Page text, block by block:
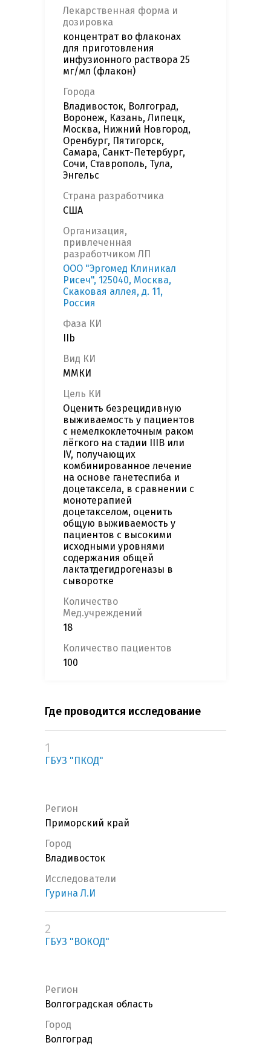
Лекарственная форма и
дозировка
концентрат во флаконах
для приготовления
инфузионного раствора 25
мг/мл (флакон)
Города
Владивосток, Волгоград,
Воронеж, Казань, Липецк,
Москва, Нижний Новгород,
Оренбург, Пятигорск,
Самара, Санкт-Петербург,
Сочи, Ставрополь, Тула,
Энгельс
Страна разработчика
США
Организация,
привлеченная
разработчиком ЛП
ООО "Эргомед Клиникал
Рисеч", 125040, Москва,
Скаковая аллея, д. 11,
Россия
Фаза КИ
IIb
Вид КИ
ММКИ
Цель КИ
Оценить безрецидивную
выживаемость у пациентов
с немелкоклеточным раком
лёгкого на стадии IIIB или
IV, получающих
комбинированное лечение
на основе ганетеспиба и
доцетаксела, в сравнении с
монотерапией
доцетакселом, оценить
общую выживаемость у
пациентов с высокими
исходными уровнями
содержания общей
лактатдегидрогеназы в
сыворотке
Количество
Мед.учреждений
18
Количество пациентов
100
Где проводится исследование
1
ГБУЗ "ПКОД"
Регион
Приморский край
Город
Владивосток
Исследователи
Гурина Л.И
2
ГБУЗ "ВОКОД"
Регион
Волгоградская область
Город
Волгоград